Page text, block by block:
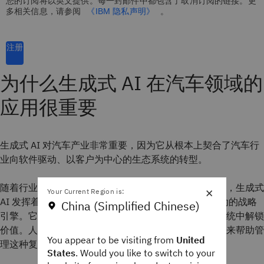
多相关信息，请参阅
《IBM 隐私声明》 。
注册
为什么生成式 AI 在汽车领域的
应用很重要
生成式 AI 对汽车产业非常重要，因为它从根本上契合了汽车行
业向软件驱动、以客户为中心的生态系统的转型。
随着行业从机械工程转向以数字化和数据为主导的运营，生成式
AI 发挥着越来越大的作用。它已成为帮助企业加快行动的战略
引擎。它还支持更深层次的个性化，并从日益复杂的系统中解锁
价值。人工智能通过加速从代码生成到模拟的所有内容来帮助管
理这种复杂性。
×
Your Current Region is:
China (Simplified Chinese)
You appear to be visiting from United
States. Would you like to switch to your